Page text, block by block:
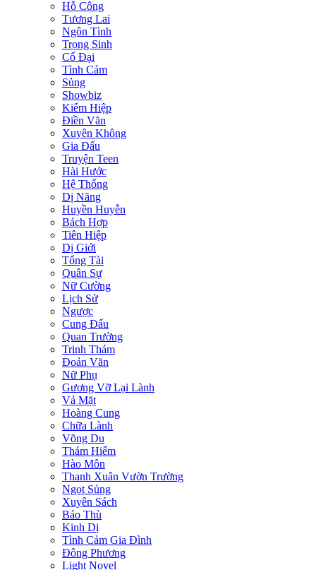
Hỗ Công
Tương Lai
Ngôn Tình
Trọng Sinh
Cổ Đại
Tình Cảm
Sủng
Showbiz
Kiếm Hiệp
Điền Văn
Xuyên Không
Gia Đấu
Truyện Teen
Hài Hước
Hệ Thống
Dị Năng
Huyền Huyễn
Bách Hợp
Tiên Hiệp
Dị Giới
Tổng Tài
Quân Sự
Nữ Cường
Lịch Sử
Ngược
Cung Đấu
Quan Trường
Trinh Thám
Đoản Văn
Nữ Phụ
Gương Vỡ Lại Lành
Vả Mặt
Hoàng Cung
Chữa Lành
Võng Du
Thám Hiểm
Hào Môn
Thanh Xuân Vườn Trường
Ngọt Sủng
Xuyên Sách
Báo Thù
Kinh Dị
Tình Cảm Gia Đình
Đông Phương
Light Novel